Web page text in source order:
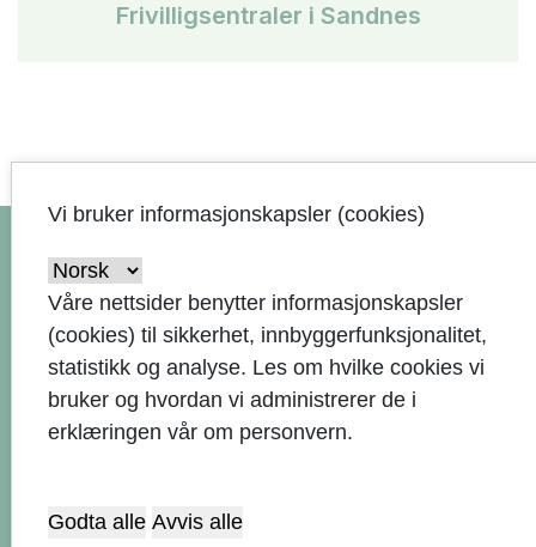
Frivilligsentraler i Sandnes
arrow_upward
Kontaktinformasjon
call 51 33 50 00
Rådhuset, Rådhusgata 1, 4306
Vi bruker informasjonskapsler (cookies)
Våre nettsider benytter informasjonskapsler
(cookies) til sikkerhet, innbyggerfunksjonalitet,
statistikk og analyse. Les om hvilke cookies vi
bruker og hvordan vi administrerer de i
erklæringen vår om personvern.
Godta alle Avvis alle